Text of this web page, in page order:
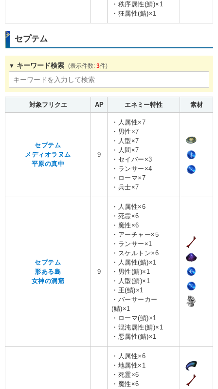
・秩序属性(鯖)×1
・狂属性(鯖)×1
セプテム
キーワード検索 3
対象フリクエ AP エネミー特性 素材
セプテム
メディオラヌム
平原の真中
9
・人属性×7
・男性×7
・人型×7
・人間×7
・セイバー×3
・ランサー×4
・ローマ×7
・兵士×7
セプテム
形ある島
女神の洞窟
9
・人属性×6
・死霊×6
・魔性×6
・アーチャー×5
・ランサー×1
・スケルトン×6
・人属性(鯖)×1
・男性(鯖)×1
・人型(鯖)×1
・王(鯖)×1
・バーサーカー
(鯖)×1
・ローマ(鯖)×1
・混沌属性(鯖)×1
・悪属性(鯖)×1
・人属性×6
・地属性×1
・死霊×6
・魔性×6